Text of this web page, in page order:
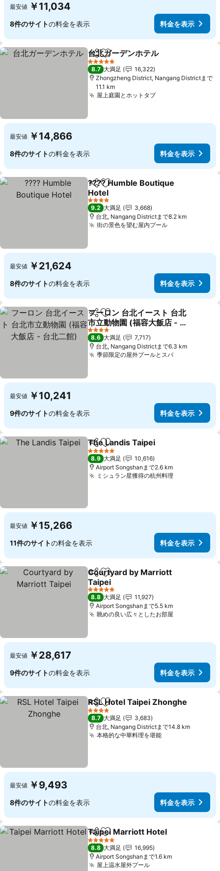
最安値 ￥11,034
8件のサイトの料金を表示 料金を表示
シェアお気に入りに追加
台北ガーデンホテル
5 ホテルのランク
8.7 大満足
16,322
Zhongzheng District, Nangang Districtまで
11.1 km
屋上庭園とホットタブ
最安値 ￥14,866
8件のサイトの料金を表示 料金を表示
シェアお気に入りに追加
???? Humble Boutique
Hotel
料金を表示
4 ホテルのランク
9.2 大満足
3,668
台北, Nangang Districtまで8.2 km
街の景色を望む屋内プール料金を表示
最安値 ￥21,624
8件のサイトの料金を表示 料金を表示
シェアお気に入りに追加
フーロン 台北イースト 台北
市立動物園 (福容大飯店 - 台
北二館)
料金を表示
4 ホテルのランク
8.6 大満足
7,717
台北, Nangang Districtまで6.3 km
季節限定の屋外プールとスパ料金を表示
最安値 ￥10,241
9件のサイトの料金を表示 料金を表示
シェアお気に入りに追加
The Landis Taipei
5 ホテルのランク
8.9 大満足
10,616
Airport Songshanまで2.6 km
ミシュラン星獲得の杭州料理料金を表示
最安値 ￥15,266
11件のサイトの料金を表示 料金を表示
シェアお気に入りに追加
Courtyard by Marriott
Taipei
料金を表示
5 ホテルのランク
8.8 大満足
11,927
Airport Songshanまで5.5 km
眺めの良い広々としたお部屋料金を表示
最安値 ￥28,617
9件のサイトの料金を表示 料金を表示
シェアお気に入りに追加
RSL Hotel Taipei Zhonghe
4 ホテルのランク
8.7 大満足
3,683
台北, Nangang Districtまで14.8 km
本格的な中華料理を堪能料金を表示
最安値 ￥9,493
8件のサイトの料金を表示 料金を表示
シェアお気に入りに追加
Taipei Marriott Hotel
5 ホテルのランク
8.8 大満足
16,995
Airport Songshanまで1.6 km
屋上温水屋外プール料金を表示